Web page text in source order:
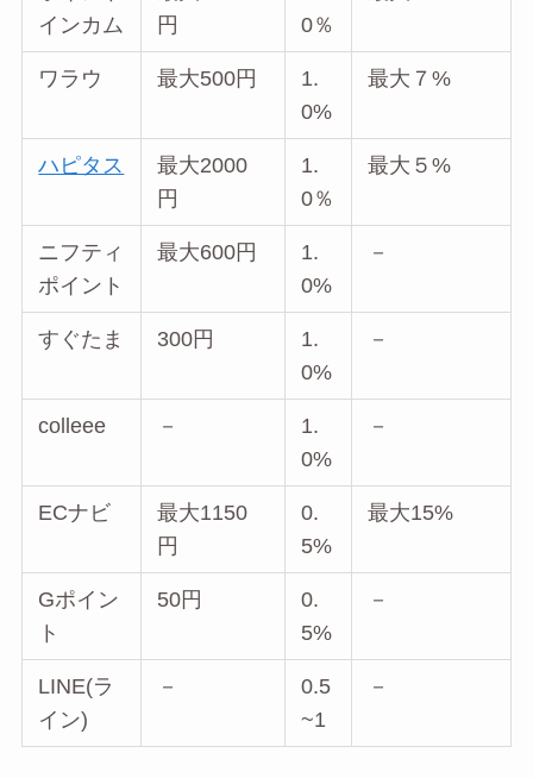
インカム
円
0％
ワラウ 最大500円
1.
0%
最大７%
ハピタス
最大2000
円
1.
0％
最大５%
ニフティ
ポイント
最大600円
1.
0%
－
すぐたま 300円
1.
0%
－
colleee －
1.
0%
－
ECナビ
最大1150
円
0.
5%
最大15%
Gポイン
ト
50円
0.
5%
－
LINE(ラ
イン)
－
0.5
~1
－